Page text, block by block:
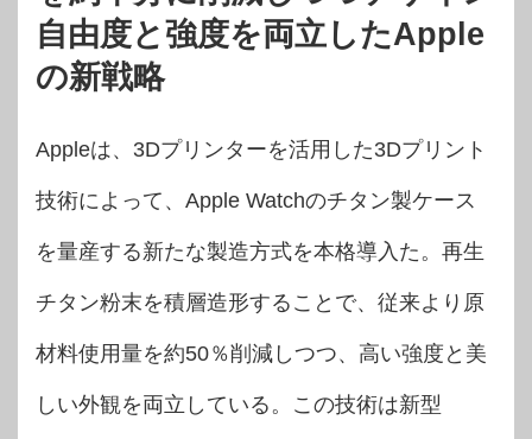
自由度と強度を両立したApple
の新戦略
Appleは、3Dプリンターを活用した3Dプリント
技術によって、Apple Watchのチタン製ケース
を量産する新たな製造方式を本格導入た。再生
チタン粉末を積層造形することで、従来より原
材料使用量を約50％削減しつつ、高い強度と美
しい外観を両立している。この技術は新型